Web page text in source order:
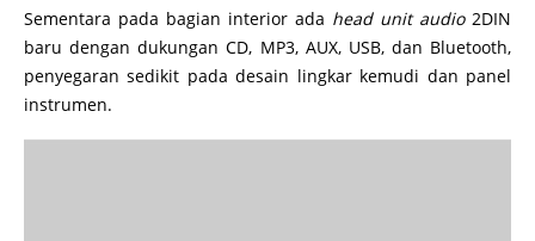
Sementara pada bagian interior ada head unit audio2DIN
baru dengan dukungan CD, MP3, AUX, USB, dan Bluetooth,
penyegaran sedikit pada desain lingkar kemudi dan panel
instrumen.